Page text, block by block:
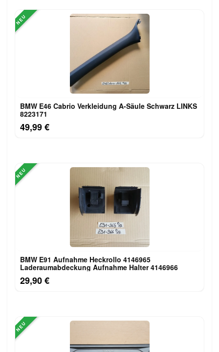
NEU
BMW E46 Cabrio Verkleidung A-Säule Schwarz LINKS
8223171
49,99 €
NEU
BMW E91 Aufnahme Heckrollo 4146965
Laderaumabdeckung Aufnahme Halter 4146966
29,90 €
NEU